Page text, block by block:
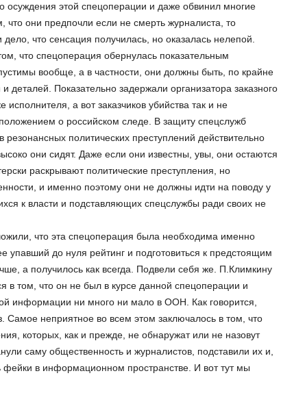
осуждения этой спецоперации и даже обвинил многие
что они предпочли если не смерть журналиста, то
что сенсация получилась, но оказалась нелепой.
что спецоперация обернулась показательным
вообще, а в частности, они должны быть, по крайне
Показательно задержали организатора заказного
а вот заказчиков убийства так и не
о российском следе. В защиту спецслужб
резонансных политических преступлений действительно
они сидят. Даже если они известны, увы, они остаются
раскрывают политические преступления, но
и именно поэтому они не должны идти на поводу у
к власти и подставляющих спецслужбы ради своих не
что эта спецоперация была необходима именно
упавший до нуля рейтинг и подготовиться к предстоящим
а получилось как всегда. Подвели себя же. П.Климкину
в том, что он не был в курсе данной спецоперации и
информации ни много ни мало в ООН. Как говорится,
Самое неприятное во всем этом заключалось в том, что
которых, как и прежде, не обнаружат или не назовут
саму общественность и журналистов, подставили их и,
фейки в информационном пространстве. И вот тут мы